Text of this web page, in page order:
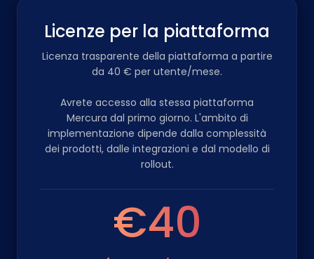
Licenze per la piattaforma
Licenza trasparente della piattaforma a partire
da 40 € per utente/mese.
Avrete accesso alla stessa piattaforma
Mercura dal primo giorno. L'ambito di
implementazione dipende dalla complessità
dei prodotti, dalle integrazioni e dal modello di
rollout.
€40